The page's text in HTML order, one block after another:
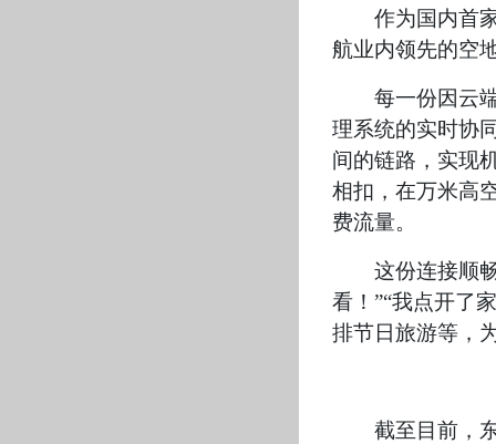
作为国内首
航业内领先的空
每一份因云
理系统的实时协
间的链路，实现
相扣，在万米高
费流量。
这份连接顺
看！”“我点开了
排节日旅游等，
截至目前，